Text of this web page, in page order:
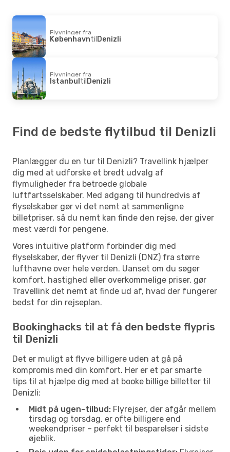
Flyvninger fra
KøbenhavntilDenizli
Flyvninger fra
IstanbultilDenizli
Find de bedste flytilbud til Denizli
Planlægger du en tur til Denizli? Travellink hjælper
dig med at udforske et bredt udvalg af
flymuligheder fra betroede globale
luftfartsselskaber. Med adgang til hundredvis af
flyselskaber gør vi det nemt at sammenligne
billetpriser, så du nemt kan finde den rejse, der giver
mest værdi for pengene.
Vores intuitive platform forbinder dig med
flyselskaber, der flyver til Denizli (DNZ) fra større
lufthavne over hele verden. Uanset om du søger
komfort, hastighed eller overkommelige priser, gør
Travellink det nemt at finde ud af, hvad der fungerer
bedst for din rejseplan.
Bookinghacks til at få den bedste flypris
til Denizli
Det er muligt at flyve billigere uden at gå på
kompromis med din komfort. Her er et par smarte
tips til at hjælpe dig med at booke billige billetter til
Denizli:
Midt på ugen-tilbud: Flyrejser, der afgår mellem
tirsdag og torsdag, er ofte billigere end
weekendpriser – perfekt til besparelser i sidste
øjeblik.